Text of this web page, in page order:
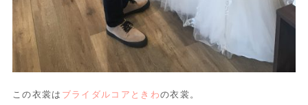
この衣裳は ブライダルコアときわの衣裳。